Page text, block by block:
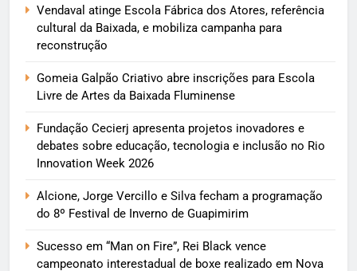
Vendaval atinge Escola Fábrica dos Atores, referência
cultural da Baixada, e mobiliza campanha para
reconstrução
Gomeia Galpão Criativo abre inscrições para Escola
Livre de Artes da Baixada Fluminense
Fundação Cecierj apresenta projetos inovadores e
debates sobre educação, tecnologia e inclusão no Rio
Innovation Week 2026
Alcione, Jorge Vercillo e Silva fecham a programação
do 8º Festival de Inverno de Guapimirim
Sucesso em “Man on Fire”, Rei Black vence
campeonato interestadual de boxe realizado em Nova